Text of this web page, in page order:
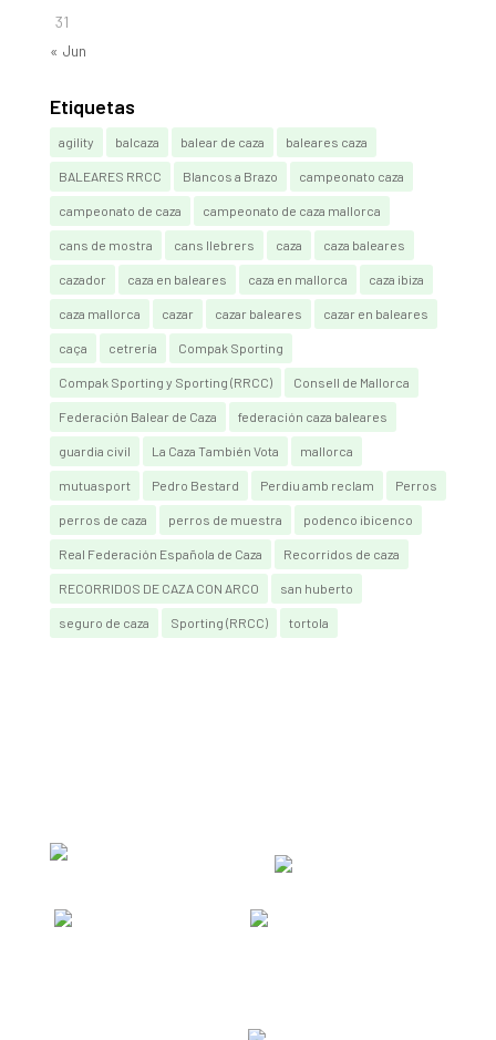
31
« Jun
Etiquetas
agility balcaza balear de caza baleares caza
BALEARES RRCC Blancos a Brazo campeonato caza
campeonato de caza campeonato de caza mallorca
cans de mostra cans llebrers caza caza baleares
cazador caza en baleares caza en mallorca caza ibiza
caza mallorca cazar cazar baleares cazar en baleares
caça cetrería Compak Sporting
Compak Sporting y Sporting (RRCC) Consell de Mallorca
Federación Balear de Caza federación caza baleares
guardia civil La Caza También Vota mallorca
mutuasport Pedro Bestard Perdiu amb reclam Perros
perros de caza perros de muestra podenco ibicenco
Real Federación Española de Caza Recorridos de caza
RECORRIDOS DE CAZA CON ARCO san huberto
seguro de caza Sporting (RRCC) tortola